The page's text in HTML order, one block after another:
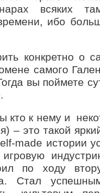
всяких
ибо
конкретно о
самого
вы поймете
кто к нему и
– это такой
made истории
по ходу
Стал